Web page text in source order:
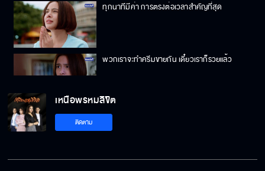
ทุกนาทีมีค่า การตรงต่อเวลาสำคัญที่สุด
พวกเราจะทำครีมขายกัน เดี๋ยวเราก็รวยแล้ว
ที่ดินของเมียฉันเอง ฉันไม่เบี้ยวหรอก
เหนือพรหมลิขิต
ติดตาม